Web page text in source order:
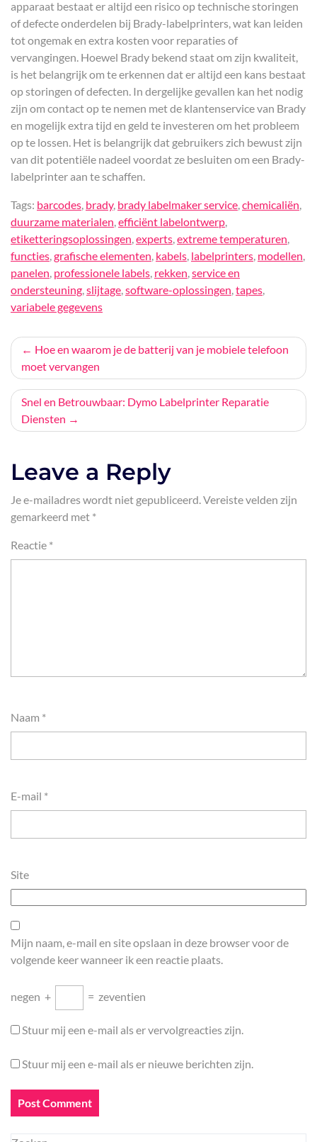
apparaat bestaat er altijd een risico op technische storingen
of defecte onderdelen bij Brady-labelprinters, wat kan leiden
tot ongemak en extra kosten voor reparaties of
vervangingen. Hoewel Brady bekend staat om zijn kwaliteit,
is het belangrijk om te erkennen dat er altijd een kans bestaat
op storingen of defecten. In dergelijke gevallen kan het nodig
zijn om contact op te nemen met de klantenservice van Brady
en mogelijk extra tijd en geld te investeren om het probleem
op te lossen. Het is belangrijk dat gebruikers zich bewust zijn
van dit potentiële nadeel voordat ze besluiten om een Brady-
labelprinter aan te schaffen.
Tags: barcodes, brady, brady labelmaker service,chemicaliën,
duurzame materialen,efficiënt labelontwerp,
etiketteringsoplossingen,experts,extreme temperaturen,
functies,grafische elementen, kabels, labelprinters, modellen,
panelen, professionele labels, rekken,service en
ondersteuning,slijtage,software-oplossingen,tapes,
variabele gegevens
Bericht
navigatie
Hoe en waarom je de batterij van je mobiele telefoon
moet vervangen
Snel en Betrouwbaar: Dymo Labelprinter Reparatie
Diensten
Leave a Reply
Je e-mailadres wordt niet gepubliceerd.Vereiste velden zijn
gemarkeerd met *
Reactie *
Naam *
E-mail *
Site
Mijn naam, e-mail en site opslaan in deze browser voor de
volgende keer wanneer ik een reactie plaats.
negen + = zeventien
Stuur mij een e-mail als er vervolgreacties zijn.
Stuur mij een e-mail als er nieuwe berichten zijn.